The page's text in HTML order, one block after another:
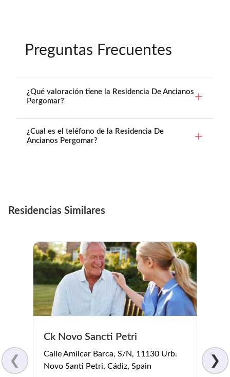
Preguntas Frecuentes
¿Qué valoración tiene la Residencia De Ancianos
Pergomar?
¿Cual es el teléfono de la Residencia De
Ancianos Pergomar?
Residencias Similares
❮
Ck Novo Sancti Petri
Calle Amílcar Barca, S/N, 11130 Urb.
Novo Santi Petri, Cádiz, Spain
❯